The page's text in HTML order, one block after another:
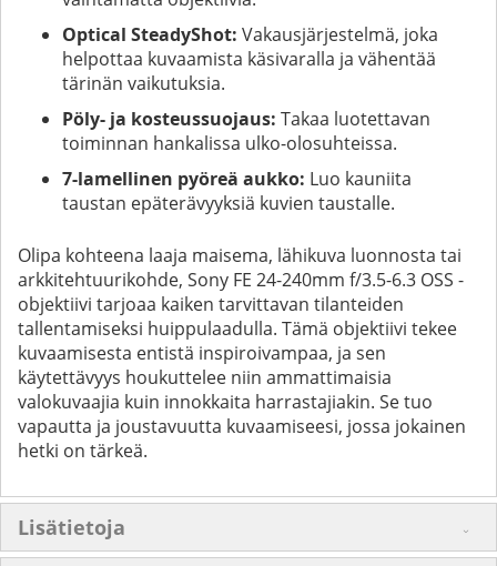
Optical SteadyShot: Vakausjärjestelmä, joka
helpottaa kuvaamista käsivaralla ja vähentää
tärinän vaikutuksia.
Pöly- ja kosteussuojaus: Takaa luotettavan
toiminnan hankalissa ulko-olosuhteissa.
7-lamellinen pyöreä aukko: Luo kauniita
taustan epäterävyyksiä kuvien taustalle.
Olipa kohteena laaja maisema, lähikuva luonnosta tai
arkkitehtuurikohde, Sony FE 24-240mm f/3.5-6.3 OSS -
objektiivi tarjoaa kaiken tarvittavan tilanteiden
tallentamiseksi huippulaadulla. Tämä objektiivi tekee
kuvaamisesta entistä inspiroivampaa, ja sen
käytettävyys houkuttelee niin ammattimaisia
valokuvaajia kuin innokkaita harrastajiakin. Se tuo
vapautta ja joustavuutta kuvaamiseesi, jossa jokainen
hetki on tärkeä.
Lisätietoja